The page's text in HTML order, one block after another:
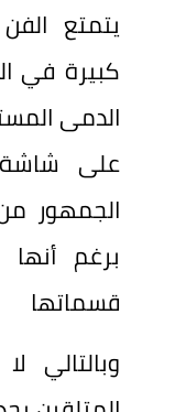
يتمتع
كبيرة في
الدمى
على
الجمهور
برغم
وبالتالي